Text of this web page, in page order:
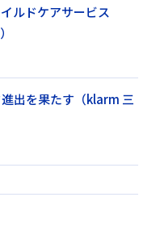
ルドケアサービス
出を果たす（klarm 三